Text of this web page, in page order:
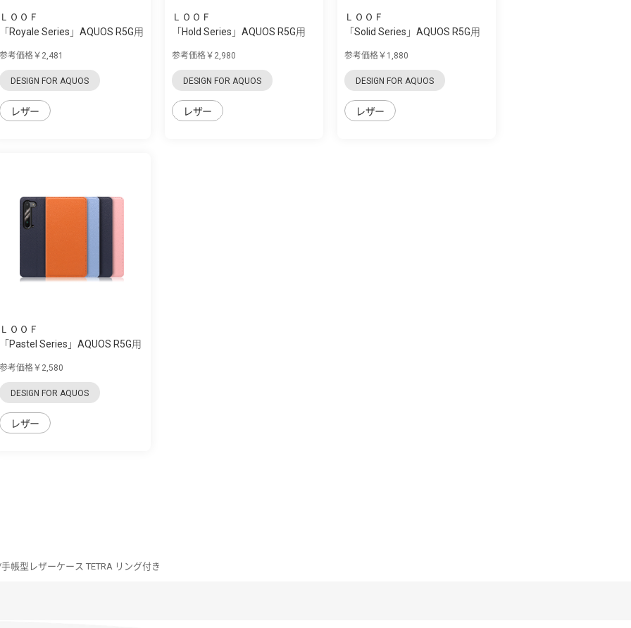
ＬＯＯＦ
「Royale Series」AQUOS R5G用
参考価格￥2,481
DESIGN FOR AQUOS
レザー
ＬＯＯＦ
「Hold Series」AQUOS R5G用
参考価格￥2,980
DESIGN FOR AQUOS
レザー
ＬＯＯＦ
「Solid Series」AQUOS R5G用
参考価格￥1,880
DESIGN FOR AQUOS
レザー
ＬＯＯＦ
「Pastel Series」AQUOS R5G用
参考価格￥2,580
DESIGN FOR AQUOS
レザー
帳型レザーケース TETRA リング付き